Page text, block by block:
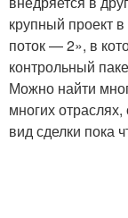
крупный проект
поток — 2», в
контрольный
Можно найти
многих
вид сделки пока